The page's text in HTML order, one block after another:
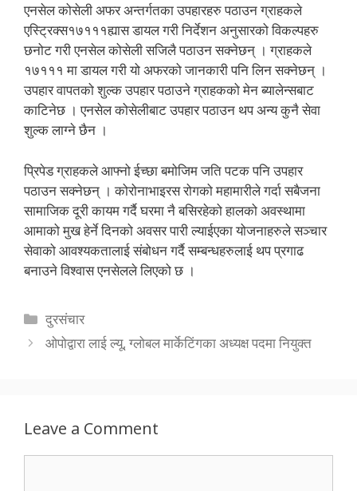
एनसेल कोसेली अफर अन्तर्गतका उपहारहरु पठाउन ग्राहकले
एस्ट्रिक्स१७१११ह्यास डायल गरी निर्देशन अनुसारको विकल्पहरु
छनोट गरी एनसेल कोसेली सजिलै पठाउन सक्नेछन् । ग्राहकले
१७१११ मा डायल गरी यो अफरको जानकारी पनि लिन सक्नेछन् ।
उपहार वापतको शुल्क उपहार पठाउने ग्राहकको मेन ब्यालेन्सबाट
काटिनेछ । एनसेल कोसेलीबाट उपहार पठाउन थप अन्य कुनै सेवा
शुल्क लाग्ने छैन ।
प्रिपेड ग्राहकले आफ्नो ईच्छा बमोजिम जति पटक पनि उपहार
पठाउन सक्नेछन् । कोरोनाभाइरस रोगको महामारीले गर्दा सबैजना
सामाजिक दूरी कायम गर्दै घरमा नै बसिरहेको हालको अवस्थामा
आमाको मुख हेर्ने दिनको अवसर पारी ल्याईएका योजनाहरुले सञ्चार
सेवाको आवश्यकतालाई संबोधन गर्दै सम्बन्धहरुलाई थप प्रगाढ
बनाउने विश्वास एनसेलले लिएको छ ।
Categories
दुरसंचार
ओपोद्वारा लाई ल्यू, ग्लोबल मार्केटिंगका अध्यक्ष पदमा नियुक्त
Leave a Comment